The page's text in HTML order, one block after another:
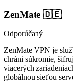
ZenMate 🇩🇪
Odporúčaný
ZenMate VPN je
chráni súkromie,
viacerých
globálnou sieťou